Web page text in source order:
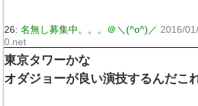
26: 名無し募集中。。。＠＼(^o^)／ 2016/
0.net
東京タワーかな
オダジョーが良い演技するんだこ